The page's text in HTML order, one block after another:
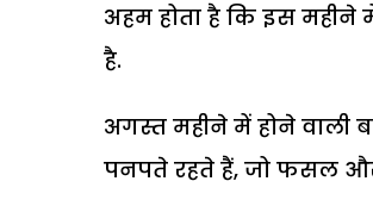
अहम होता है कि इस महीने
है.
अगस्त महीने में होने वाली
पनपते रहते हैं, जो फसल